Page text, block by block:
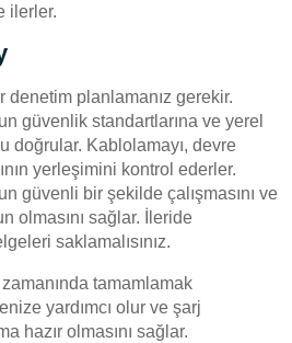
ilerler.
denetim planlamanız gerekir.
güvenlik standartlarına ve yerel
doğrular. Kablolamayı, devre
yerleşimini kontrol ederler.
güvenli bir şekilde çalışmasını ve
olmasını sağlar. İleride
saklamalısınız.
tamamlamak
yardımcı olur ve şarj
hazır olmasını sağlar.
Deutsch